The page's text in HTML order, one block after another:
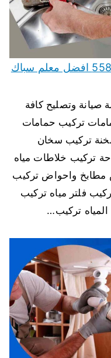
فني صحي غرب مشرف 55850065 افضل معلم سباك
وتصليح كافة
تركيب حمامات
تركيب سخان
تركيب خلاطات مياه
مطابخ واحواض تركيب
فلتر مياه تركيب
تركيب…